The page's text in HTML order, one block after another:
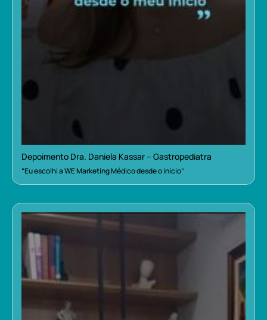
Depoimento Dra. Daniela Kassar – Gastropediatra
“Eu escolhi a WE Marketing Médico desde o início”